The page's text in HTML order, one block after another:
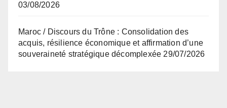
03/08/2026
Maroc / Discours du Trône : Consolidation des
acquis, résilience économique et affirmation d’une
souveraineté stratégique décomplexée 29/07/2026